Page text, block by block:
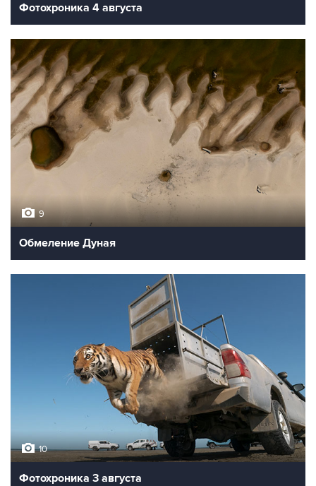
Фотохроника 4 августа
9
Обмеление Дуная
10
Фотохроника 3 августа